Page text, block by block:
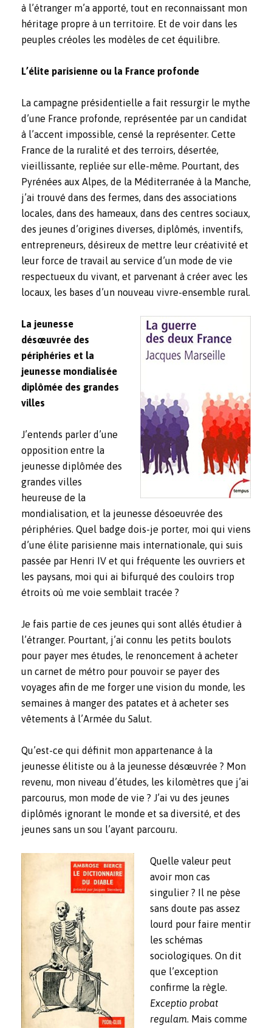
à l’étranger m’a apporté, tout en reconnaissant mon
héritage propre à un territoire. Et de voir dans les
peuples créoles les modèles de cet équilibre.
L’élite parisienne ou la France profonde
La campagne présidentielle a fait ressurgir le mythe
d’une France profonde, représentée par un candidat
à l’accent impossible, censé la représenter. Cette
France de la ruralité et des terroirs, désertée,
vieillissante, repliée sur elle-même. Pourtant, des
Pyrénées aux Alpes, de la Méditerranée à la Manche,
j’ai trouvé dans des fermes, dans des associations
locales, dans des hameaux, dans des centres sociaux,
des jeunes d’origines diverses, diplômés, inventifs,
entrepreneurs, désireux de mettre leur créativité et
leur force de travail au service d’un mode de vie
respectueux du vivant, et parvenant à créer avec les
locaux, les bases d’un nouveau vivre-ensemble rural.
La jeunesse
désœuvrée des
périphéries et la
jeunesse mondialisée
diplômée des grandes
villes
J’entends parler d’une
opposition entre la
jeunesse diplômée des
grandes villes
heureuse de la
mondialisation, et la jeunesse désoeuvrée des
périphéries. Quel badge dois-je porter, moi qui viens
d’une élite parisienne mais internationale, qui suis
passée par Henri IV et qui fréquente les ouvriers et
les paysans, moi qui ai bifurqué des couloirs trop
étroits où me voie semblait tracée ?
Je fais partie de ces jeunes qui sont allés étudier à
l’étranger. Pourtant, j’ai connu les petits boulots
pour payer mes études, le renoncement à acheter
un carnet de métro pour pouvoir se payer des
voyages afin de me forger une vision du monde, les
semaines à manger des patates et à acheter ses
vêtements à l’Armée du Salut.
Qu’est-ce qui définit mon appartenance à la
jeunesse élitiste ou à la jeunesse désœuvrée ? Mon
revenu, mon niveau d’études, les kilomètres que j’ai
parcourus, mon mode de vie ? J’ai vu des jeunes
diplômés ignorant le monde et sa diversité, et des
jeunes sans un sou l’ayant parcouru.
Quelle valeur peut
avoir mon cas
singulier ? Il ne pèse
sans doute pas assez
lourd pour faire mentir
les schémas
sociologiques. On dit
que l’exception
confirme la règle.
Exceptio probat
regulam. Mais comme